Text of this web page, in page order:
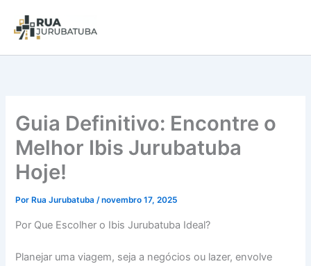
Guia Definitivo: Encontre o
Melhor Ibis Jurubatuba
Hoje!
Por Rua Jurubatuba/novembro 17, 2025
Por Que Escolher o Ibis Jurubatuba Ideal?
Planejar uma viagem, seja a negócios ou lazer, envolve